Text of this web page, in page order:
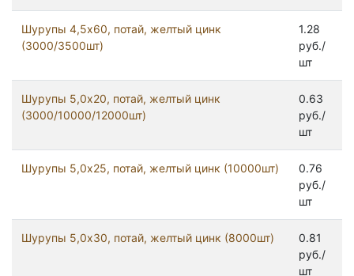
Шурупы 4,5x60, потай, желтый цинк
(3000/3500шт)
1.28
руб./
шт
Шурупы 5,0x20, потай, желтый цинк
(3000/10000/12000шт)
0.63
руб./
шт
Шурупы 5,0x25, потай, желтый цинк (10000шт)
0.76
руб./
шт
Шурупы 5,0x30, потай, желтый цинк (8000шт)
0.81
руб./
шт